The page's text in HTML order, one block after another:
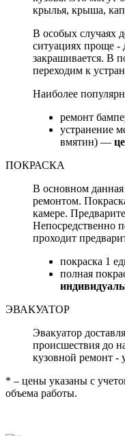
крылья, крыша,
В особых случаях
ситуациях проще -
закрашивается. В
переходим к
Наиболее
ремонт
устранение
вмятин) —
ПОКРАСКА
В основном данная
ремонтом.
камере.
Непосредственно
проходит
покраска 1
полная
ЭВАКУАТОР
Эвакуатор
происшествия до
кузовной ремонт -
* – цены указаны с
объема работы.